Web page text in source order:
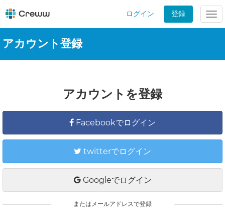
ログイン 登録
アカウント登録
アカウントを登録
Facebookでログイン
twitterでログイン
Googleでログイン
またはメールアドレスで登録